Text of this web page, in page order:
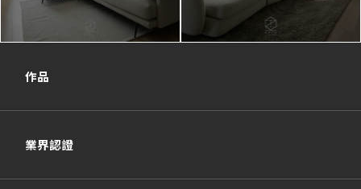
作品
業界認證